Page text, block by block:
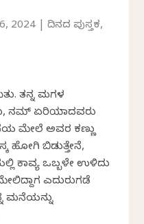
2024 |ದಿನದ ಪುಸ್ತಕ,
ತನ್ನ ಮಗಳ
ನಮ್ ಏರಿಯಾದವರು
ಮೇಲೆ ಅವರ ಕಣ್ಣು
ಹೋಗಿ ಬಿಡುತ್ತೇನೆ,
ಕಾವ್ಯ ಒಬ್ಬಳೇ ಉಳಿದು
ಎದುರುಗಡೆ
ಮನೆಯನ್ನು